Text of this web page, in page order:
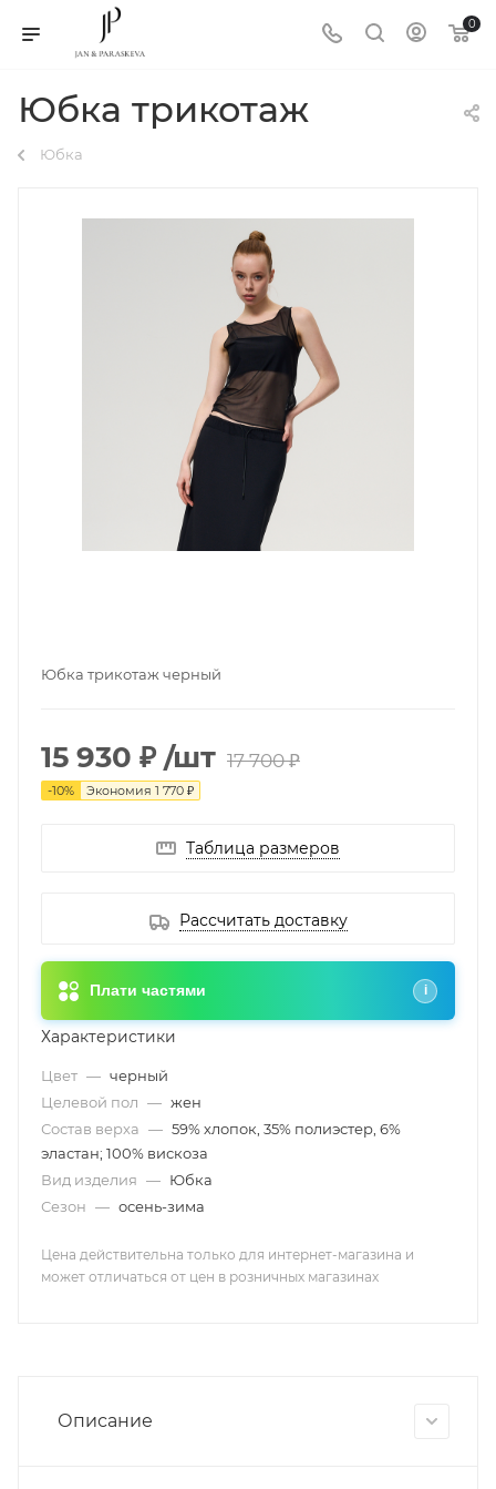
0
Юбка трикотаж
Юбка
Юбка трикотаж черный
15 930 ₽ /шт 17 700 ₽
-10% Экономия 1 770 ₽
Таблица размеров
Рассчитать доставку
Плати частями i
Характеристики
Цвет — черный
Целевой пол — жен
Состав верха — 59% хлопок, 35% полиэстер, 6%
эластан; 100% вискоза
Вид изделия — Юбка
Сезон — осень-зима
Цена действительна только для интернет-магазина и
может отличаться от цен в розничных магазинах
Описание